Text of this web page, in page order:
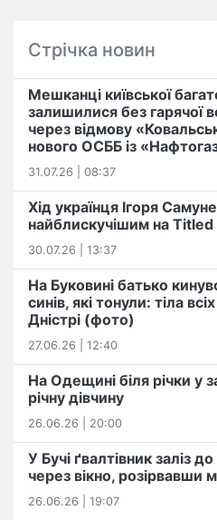
Стрічка новин
Мешканці київської
залишилися без гарячої
через відмову
нового ОСББ із
31.07.26 | 08:37
Хід українця Ігоря
найблискучішим на
30.07.26 | 13:37
На Буковині батько
синів, які тонули: тіла
Дністрі (фото)
27.06.26 | 12:40
На Одещині біля річки у
річну дівчину
26.06.26 | 20:00
У Бучі ґвалтівник заліз
через вікно, розірвавши
26.06.26 | 19:07